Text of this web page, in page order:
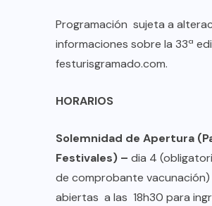
Programación sujeta a
informaciones sobre la 33ª
festurisgramado.com.
HORARIOS
Solemnidad de Apertura
Festivales) – dia 4
de comprobante
abiertas a las 18h30 para